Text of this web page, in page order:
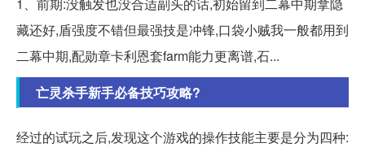
藏还好,盾强度不错但最强技是冲锋,口袋小贼我一般都用到
二幕中期,配勋章卡利恩套farm能力更离谱,石...
亡灵杀手新手必备技巧攻略?
经过的试玩之后,发现这个游戏的操作技能主要是分为四种: